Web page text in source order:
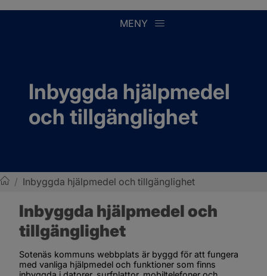
MENY
Inbyggda hjälpmedel
och tillgänglighet
/ Inbyggda hjälpmedel och tillgänglighet
Inbyggda hjälpmedel och
tillgänglighet
Sotenäs kommuns webbplats är byggd för att fungera
med vanliga hjälpmedel och funktioner som finns